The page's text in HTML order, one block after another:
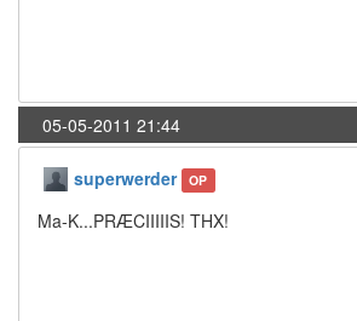
05-05-2011 21:44
superwerder OP
Ma-K...PRÆCIIIIIS! THX!